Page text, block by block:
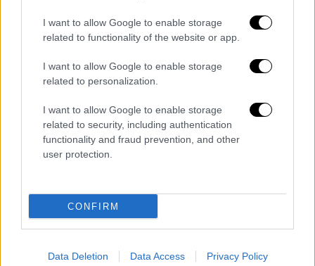
I want to allow Google to enable storage
related to functionality of the website or app.
I want to allow Google to enable storage
related to personalization.
I want to allow Google to enable storage
related to security, including authentication
functionality and fraud prevention, and other
user protection.
CONFIRM
Data Deletion Data Access Privacy Policy
Να θυμίσουμε πως το συμβάν που
προηγήθηκε είχε σημειωθεί όταν ένας
θαμώνας επιχείρησε να τραγουδήσει μια
μαντινάδαμε προσβλητικούς στίχους
προκαλώντας την έντονη αντίδραση της
Διαβάστε ακόμη
πίστευα ότι το να είσαι outsider ήταν
αδυναμία, τώρα το βλέπω ως δύναμη»